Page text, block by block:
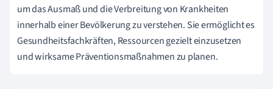
um das Ausmaß und die Verbreitung von Krankheiten
innerhalb einer Bevölkerung zu verstehen. Sie ermöglicht es
Gesundheitsfachkräften, Ressourcen gezielt einzusetzen
und wirksame Präventionsmaßnahmen zu planen.